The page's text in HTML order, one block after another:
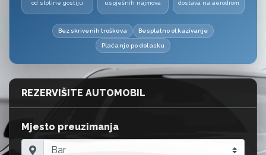
od stotine gostiju uspješnih najmova dostava na aerodrom
Bez skrivenih troškova Besplatno otkazivanje
Plaćanje po dolasku
REZERVIŠITE AUTOMOBIL
Mjesto preuzimanja